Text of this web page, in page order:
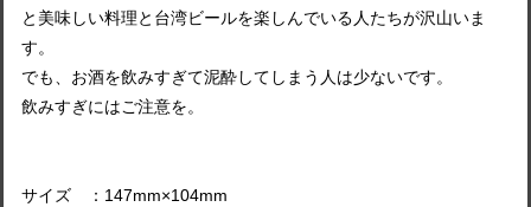
と美味しい料理と台湾ビールを楽しんでいる人たちが沢山いま
す。
でも、お酒を飲みすぎて泥酔してしまう人は少ないです。
飲みすぎにはご注意を。
サイズ ：147mm×104mm